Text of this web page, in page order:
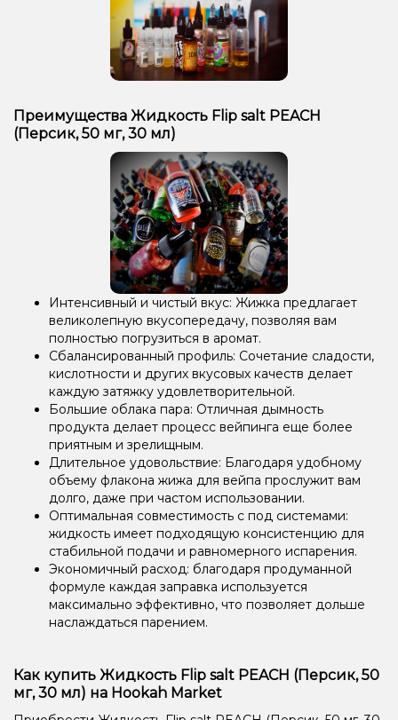
Преимущества Жидкость Flip salt PEACH
(Персик, 50 мг, 30 мл)
Интенсивный и чистый вкус: Жижка предлагает
великолепную вкусопередачу, позволяя вам
полностью погрузиться в аромат.
Сбалансированный профиль: Сочетание сладости,
кислотности и других вкусовых качеств делает
каждую затяжку удовлетворительной.
Большие облака пара: Отличная дымность
продукта делает процесс вейпинга еще более
приятным и зрелищным.
Длительное удовольствие: Благодаря удобному
объему флакона жижа для вейпа прослужит вам
долго, даже при частом использовании.
Оптимальная совместимость с под системами:
жидкость имеет подходящую консистенцию для
стабильной подачи и равномерного испарения.
Экономичный расход: благодаря продуманной
формуле каждая заправка используется
максимально эффективно, что позволяет дольше
наслаждаться парением.
Как купить Жидкость Flip salt PEACH (Персик, 50
мг, 30 мл) на Hookah Market